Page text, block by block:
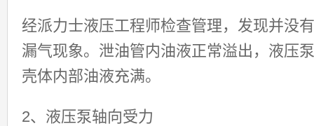
经派力士液压工程师检查管理，发现并没有
漏气现象。泄油管内油液正常溢出，液压泵
壳体内部油液充满。
2、液压泵轴向受力